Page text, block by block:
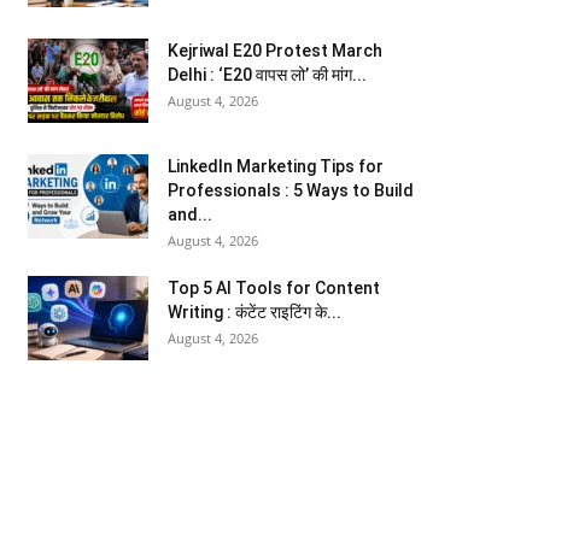
Kejriwal E20 Protest March
Delhi : ‘E20 वापस लो’ की मांग...
August 4, 2026
LinkedIn Marketing Tips for
Professionals : 5 Ways to Build
and...
August 4, 2026
Top 5 AI Tools for Content
Writing : कंटेंट राइटिंग के...
August 4, 2026